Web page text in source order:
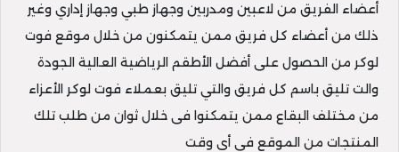
أعضاء الفريق من لاعبين ومدربين وجهاز طبي وجهاز إداري وغير
ذلك من أعضاء كل فريق ممن يتمكنون من خلال موقع فوت
لوكر من الحصول على أفضل الأطقم الرياضية العالية الجودة
والت تليق باسم كل فريق والتي تليق بعملاء فوت لوكر الأعزاء
من مختلف البقاع ممن يتمكنوا فى خلال ثوان من طلب تلك
المنتجات من الموقع في أى وقت